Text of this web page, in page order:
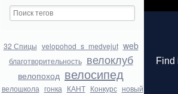
32 Спицы velopohod_s_medvejut web
благотворительность велоклуб
велопоход велосипед
велошкола гонка КАНТ Конкурс новый